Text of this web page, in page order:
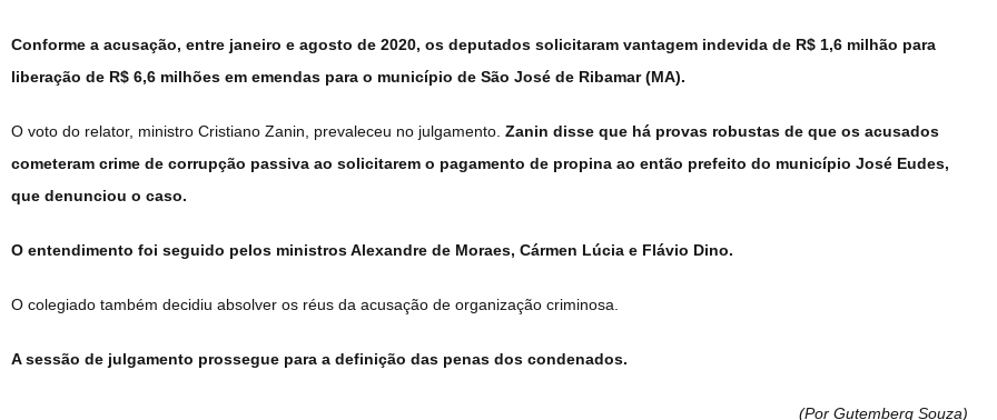
Conforme a acusação, entre janeiro e agosto de 2020, os deputados solicitaram vantagem indevida de R$ 1,6 milhão para
liberação de R$ 6,6 milhões em emendas para o município de São José de Ribamar (MA).
O voto do relator, ministro Cristiano Zanin, prevaleceu no julgamento. Zanin disse que há provas robustas de que os acusados
cometeram crime de corrupção passiva ao solicitarem o pagamento de propina ao então prefeito do município José Eudes,
que denunciou o caso.
O entendimento foi seguido pelos ministros Alexandre de Moraes, Cármen Lúcia e Flávio Dino.
O colegiado também decidiu absolver os réus da acusação de organização criminosa.
A sessão de julgamento prossegue para a definição das penas dos condenados.
(Por Gutemberg Souza)